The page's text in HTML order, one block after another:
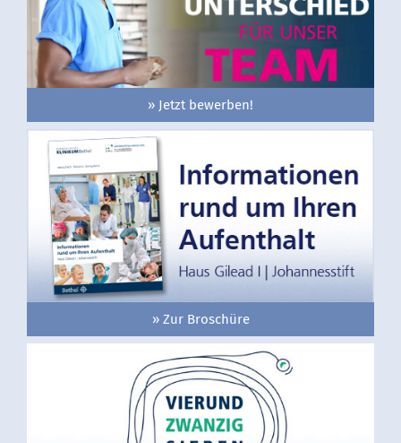
» Jetzt bewerben!
» Zur Broschüre